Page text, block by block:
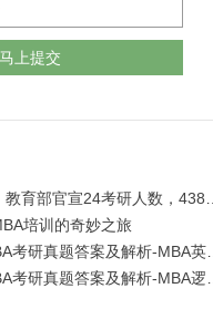
马上提交
培训的奇妙之旅